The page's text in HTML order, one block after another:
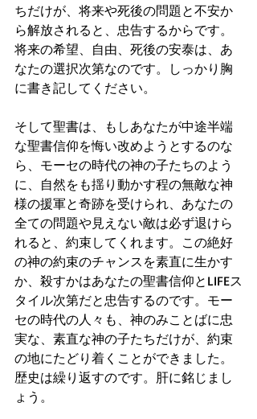
ちだけが、将来や死後の問題と不安か
ら解放されると、忠告するからです。
将来の希望、自由、死後の安泰は、あ
なたの選択次第なのです。しっかり胸
に書き記してください。
そして聖書は、もしあなたが中途半端
な聖書信仰を悔い改めようとするのな
ら、モーセの時代の神の子たちのよう
に、自然をも揺り動かす程の無敵な神
様の援軍と奇跡を受けられ、あなたの
全ての問題や見えない敵は必ず退けら
れると、約束してくれます。この絶好
の神の約束のチャンスを素直に生かす
か、殺すかはあなたの聖書信仰とLIFEス
タイル次第だと忠告するのです。モー
セの時代の人々も、神のみことばに忠
実な、素直な神の子たちだけが、約束
の地にたどり着くことができました。
歴史は繰り返すのです。肝に銘じまし
ょう。